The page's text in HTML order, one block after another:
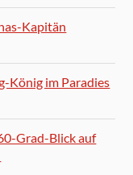
Kapitän
König im Paradies
Grad-Blick auf